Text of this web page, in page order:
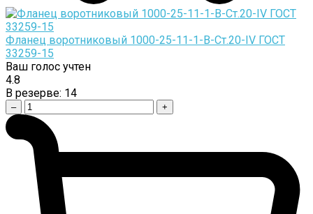
Фланец воротниковый 1000-25-11-1-B-Cт.20-IV ГОСТ
33259-15
Ваш голос учтен
4.8
В резерве: 14
– +